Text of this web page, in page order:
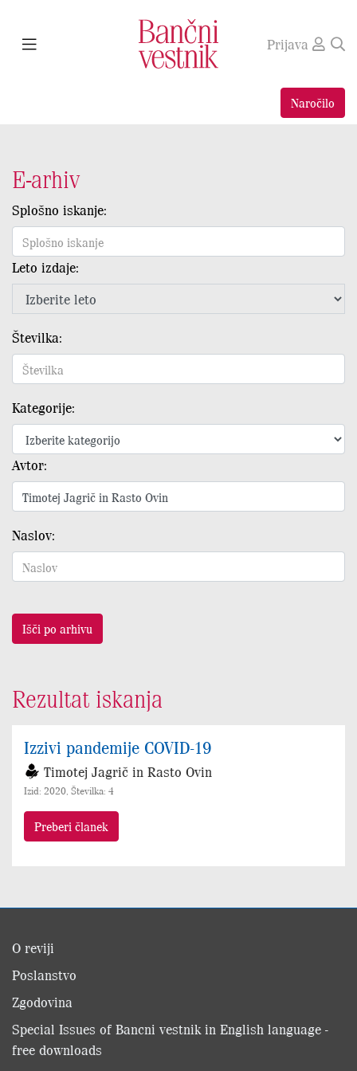
Prijava
Naročilo
E-arhiv
Splošno iskanje:
Leto izdaje:
Številka:
Kategorije:
Avtor:
Naslov:
Išči po arhivu
Rezultat iskanja
Izzivi pandemije COVID-19
Timotej Jagrič in Rasto Ovin
Izid: 2020, Številka: 4
Preberi članek
O reviji
Poslanstvo
Zgodovina
Special Issues of Bancni vestnik in English language -
free downloads